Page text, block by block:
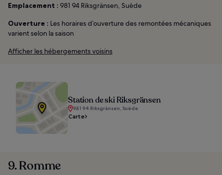
Emplacement : 981 94 Riksgränsen, Suède
Ouverture : Les horaires d’ouverture des remontées mécaniques
varient selon la saison
Afficher les hébergements voisins
Station de ski Riksgränsen
981 94 Riksgränsen, Suède
Carte
9. Romme